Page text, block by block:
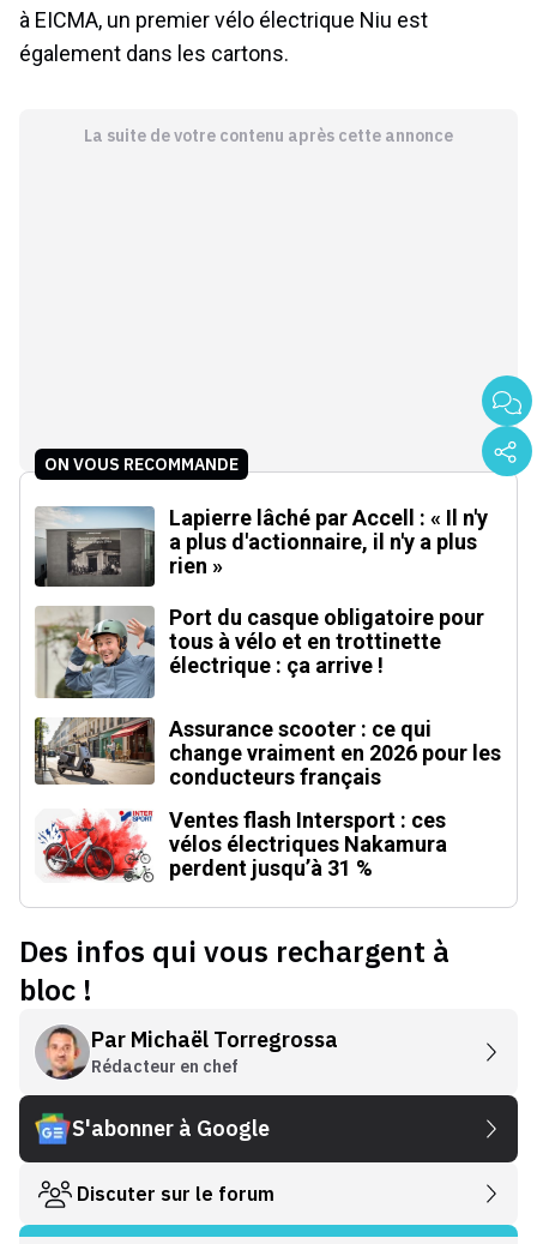
à EICMA, un premier vélo électrique Niu est
également dans les cartons.
La suite de votre contenu après cette annonce
ON VOUS RECOMMANDE
Lapierre lâché par Accell : « Il n'y
a plus d'actionnaire, il n'y a plus
rien »
Port du casque obligatoire pour
tous à vélo et en trottinette
électrique : ça arrive !
Assurance scooter : ce qui
change vraiment en 2026 pour les
conducteurs français
Ventes flash Intersport : ces
vélos électriques Nakamura
perdent jusqu’à 31 %
Des infos qui vous rechargent à
bloc !
Par Michaël Torregrossa
Rédacteur en chef
S'abonner à Google
Discuter sur le forum